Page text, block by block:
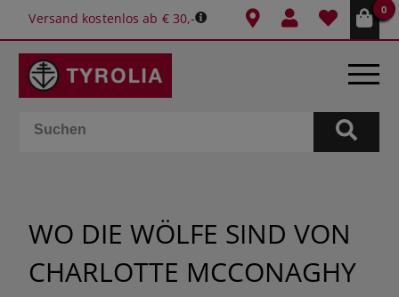
Versand kostenlos ab € 30,-
0
BÜCHER
SPIELE
KALENDER
WO DIE WÖLFE SIND VON
CHARLOTTE MCCONAGHY